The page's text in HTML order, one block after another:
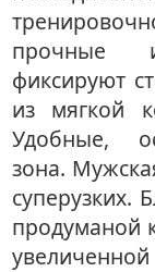
прочные
фиксируют
из мягкой
Удобные,
зона.
суперузких.
продуманой